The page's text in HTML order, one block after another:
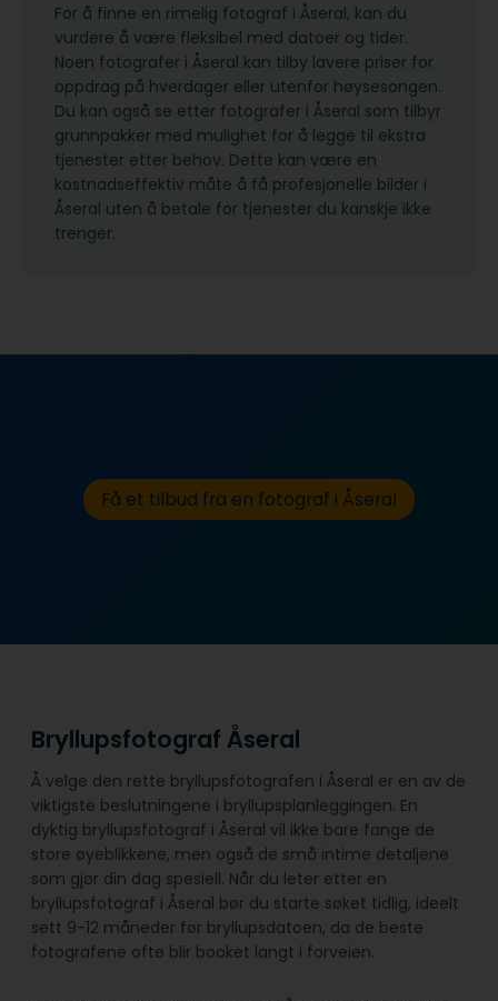
For å finne en rimelig fotograf i Åseral, kan du
vurdere å være fleksibel med datoer og tider.
Noen fotografer i Åseral kan tilby lavere priser for
oppdrag på hverdager eller utenfor høysesongen.
Du kan også se etter fotografer i Åseral som tilbyr
grunnpakker med mulighet for å legge til ekstra
tjenester etter behov. Dette kan være en
kostnadseffektiv måte å få profesjonelle bilder i
Åseral uten å betale for tjenester du kanskje ikke
trenger.
Få et tilbud fra en fotograf i Åseral
Bryllupsfotograf Åseral
Å velge den rette bryllupsfotografen i Åseral er en av de
viktigste beslutningene i bryllupsplanleggingen. En
dyktig bryllupsfotograf i Åseral vil ikke bare fange de
store øyeblikkene, men også de små intime detaljene
som gjør din dag spesiell. Når du leter etter en
bryllupsfotograf i Åseral bør du starte søket tidlig, ideelt
sett 9-12 måneder før bryllupsdatoen, da de beste
fotografene ofte blir booket langt i forveien.